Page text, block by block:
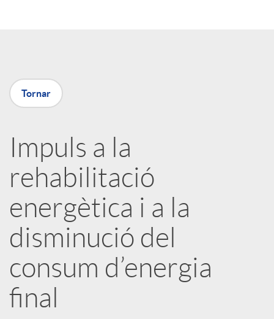
p
a
r
t
i
r
Tornar
Impuls a la
rehabilitació
energètica i a la
disminució del
consum d’energia
final